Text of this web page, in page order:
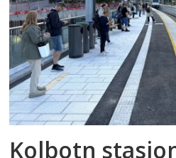
Kolbotn